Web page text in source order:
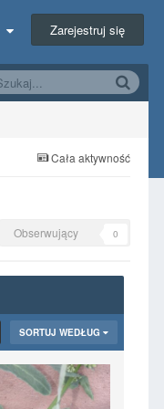
Zarejestruj się
Cała aktywność
Obserwujący 0
SORTUJ WEDŁUG